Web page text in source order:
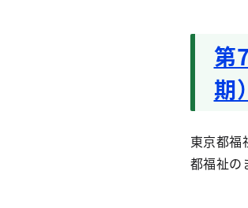
第
期
東京都
都福祉の